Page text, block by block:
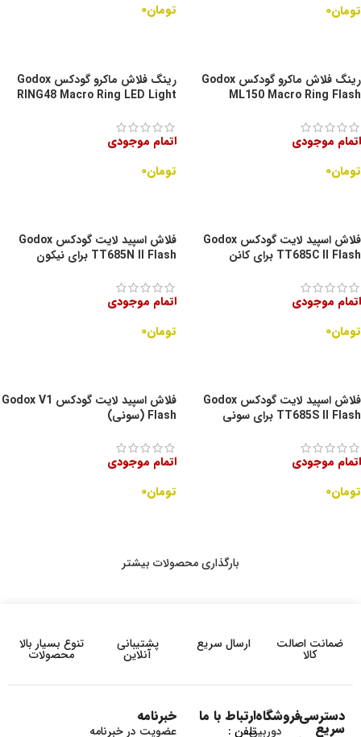
تومان۰
تومان۰
رینگ فلاش ماکرو گودکس Godox
ML150 Macro Ring Flash
اتمام موجودی
تومان۰
رینگ فلاش ماکرو گودکس Godox
RING48 Macro Ring LED Light
اتمام موجودی
تومان۰
فلاش اسپید لایت گودکس Godox
TT685C II Flash برای کانن
اتمام موجودی
تومان۰
فلاش اسپید لایت گودکس Godox
TT685N II Flash برای نیکون
اتمام موجودی
تومان۰
فلاش اسپید لایت گودکس Godox
TT685S II Flash برای سونی
اتمام موجودی
تومان۰
فلاش اسپید لایت گودکس Godox V1
Flash (سونی)
اتمام موجودی
تومان۰
بارگذاری محصولات بیشتر
ضمانت اصالت
کالا
ارسال سریع پشتیبانی
آنلاین
تنوع بسیار بالا
محصولات
دسترسی
سریع
فروشگاه
دوربین
ارتباط با ما
تلفن :
خبرنامه
عضویت در خبرنامه